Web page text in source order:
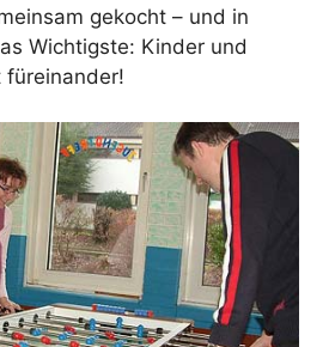
gekocht – und in
Wichtigste: Kinder und
füreinander!